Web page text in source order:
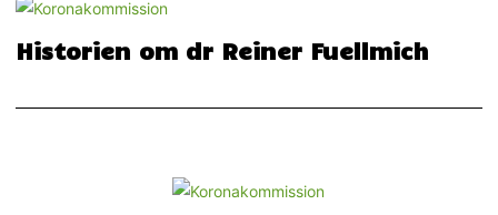
Historien om dr Reiner Fuellmich